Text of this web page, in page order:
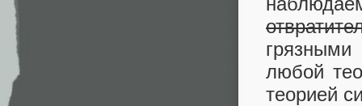
любой
теорией